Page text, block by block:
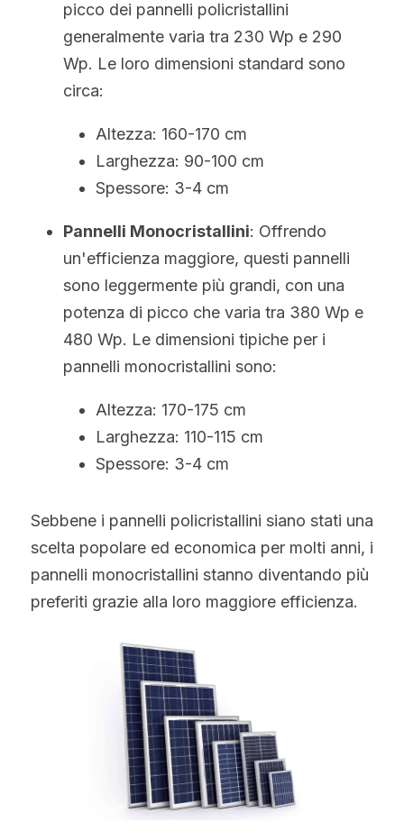
picco dei pannelli policristallini
generalmente varia tra 230 Wp e 290
Wp. Le loro dimensioni standard sono
circa:
Altezza: 160-170 cm
Larghezza: 90-100 cm
Spessore: 3-4 cm
Pannelli Monocristallini: Offrendo
un'efficienza maggiore, questi pannelli
sono leggermente più grandi, con una
potenza di picco che varia tra 380 Wp e
480 Wp. Le dimensioni tipiche per i
pannelli monocristallini sono:
Altezza: 170-175 cm
Larghezza: 110-115 cm
Spessore: 3-4 cm
Sebbene i pannelli policristallini siano stati una
scelta popolare ed economica per molti anni, i
pannelli monocristallini stanno diventando più
preferiti grazie alla loro maggiore efficienza.